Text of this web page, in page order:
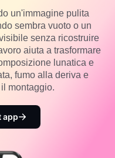
un'immagine pulita
sembra vuoto o un
senza ricostruire
aiuta a trasformare
lunatica e
fumo alla deriva e
montaggio.
app